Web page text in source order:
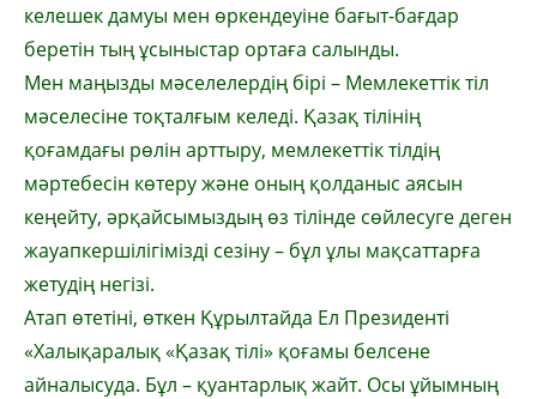
келешек дамуы мен өркендеуіне бағыт-бағдар
беретін тың ұсыныстар ортаға салынды.
Мен маңызды мәселелердің бірі – Мемлекеттік тіл
мәселесіне тоқталғым келеді. Қазақ тілінің
қоғамдағы рөлін арттыру, мемлекеттік тілдің
мәртебесін көтеру және оның қолданыс аясын
кеңейту, әрқайсымыздың өз тілінде сөйлесуге деген
жауапкершілігімізді сезіну – бұл ұлы мақсаттарға
жетудің негізі.
Атап өтетіні, өткен Құрылтайда Ел Президенті
«Халықаралық «Қазақ тілі» қоғамы белсене
айналысуда. Бұл – қуантарлық жайт. Осы ұйымның